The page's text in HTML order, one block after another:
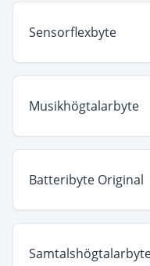
Sensorflexbyte
Musikhögtalarbyte
Batteribyte Original